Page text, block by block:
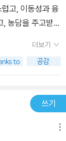
나. 사람도 그런
을 하는 사회가
모든 동물
순한 동물들조차
의 포유동물은 훨
여겨지는 동물
잔다고 한다.그
도움이 되지 않는
동맥에 달라붙
플라세보는 그 약
하지 않는다._
히 작은 규모로
다._ 질병 중- P4
인에 달려 있다.
는가, 격리하기
. 가장 무시무
고, 이동성과 융
, 농담을 주고받
기계를 과연 얼
다. 당신은 진
을 어떻게 찬미하
한 많이 먹음으
집어넣으면서 인
거의 식물인간
더보기
쓰기